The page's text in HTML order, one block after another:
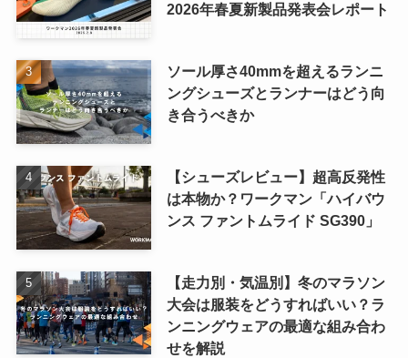
2026年春夏新製品発表会レポート
ソール厚さ40mmを超えるランニ
ングシューズとランナーはどう向
き合うべきか
【シューズレビュー】超高反発性
は本物か？ワークマン「ハイバウ
ンス ファントムライド SG390」
【走力別・気温別】冬のマラソン
大会は服装をどうすればいい？ラ
ンニングウェアの最適な組み合わ
せを解説